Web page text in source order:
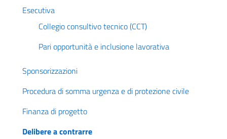
Esecutiva
Collegio consultivo tecnico (CCT)
Pari opportunità e inclusione lavorativa
Sponsorizzazioni
Procedura di somma urgenza e di protezione civile
Finanza di progetto
Delibere a contrarre